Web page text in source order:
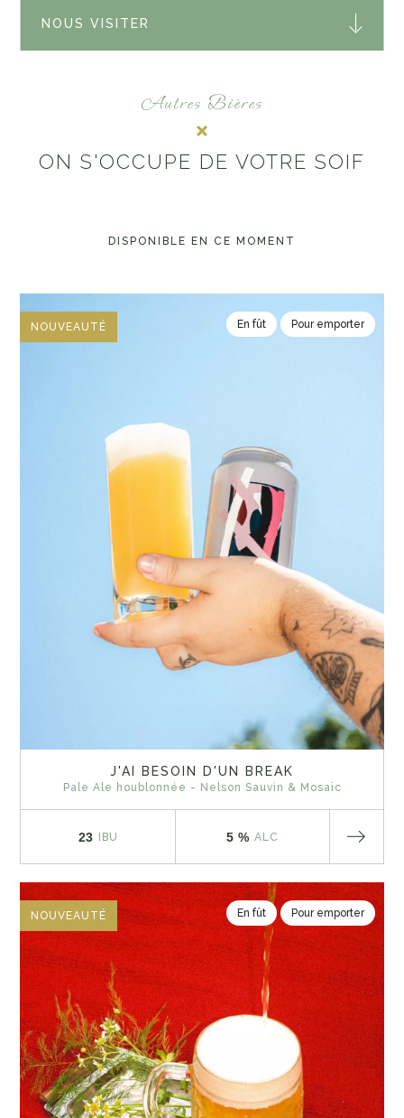
NOUS VISITER
Autres Bières
ON S'OCCUPE DE VOTRE SOIF
DISPONIBLE EN CE MOMENT
NOUVEAUTÉ En fût Pour emporter
J'AI BESOIN D'UN BREAK
Pale Ale houblonnée - Nelson Sauvin & Mosaic
23 IBU 5 % ALC
NOUVEAUTÉ En fût Pour emporter